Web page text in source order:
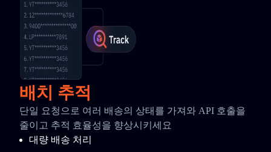
배치 추적
단일 요청으로 여러 배송의 상태를 가져와 API 호출을
줄이고 추적 효율성을 향상시키세요
대량 배송 처리